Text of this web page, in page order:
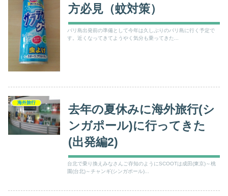
方必見（蚊対策）
バリ島出発前の準備として今年は久しぶりのバリ島に行く予定で
す。近くなってきてようやく気分も乗ってきた...
海外旅行
去年の夏休みに海外旅行(シ
ンガポール)に行ってきた
(出発編2)
台北で乗り換えみなさんご存知のようにSCOOTは成田(東京)～桃
園(台北)～チャンギ(シンガポール)...